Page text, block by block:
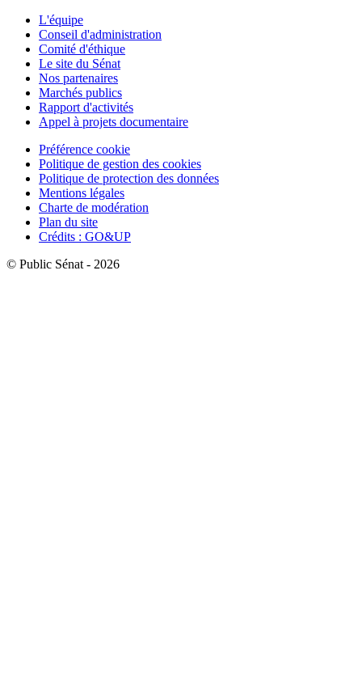
L'équipe
Conseil d'administration
Comité d'éthique
Le site du Sénat
Nos partenaires
Marchés publics
Rapport d'activités
Appel à projets documentaire
Préférence cookie
Politique de gestion des cookies
Politique de protection des données
Mentions légales
Charte de modération
Plan du site
Crédits : GO&UP
© Public Sénat - 2026